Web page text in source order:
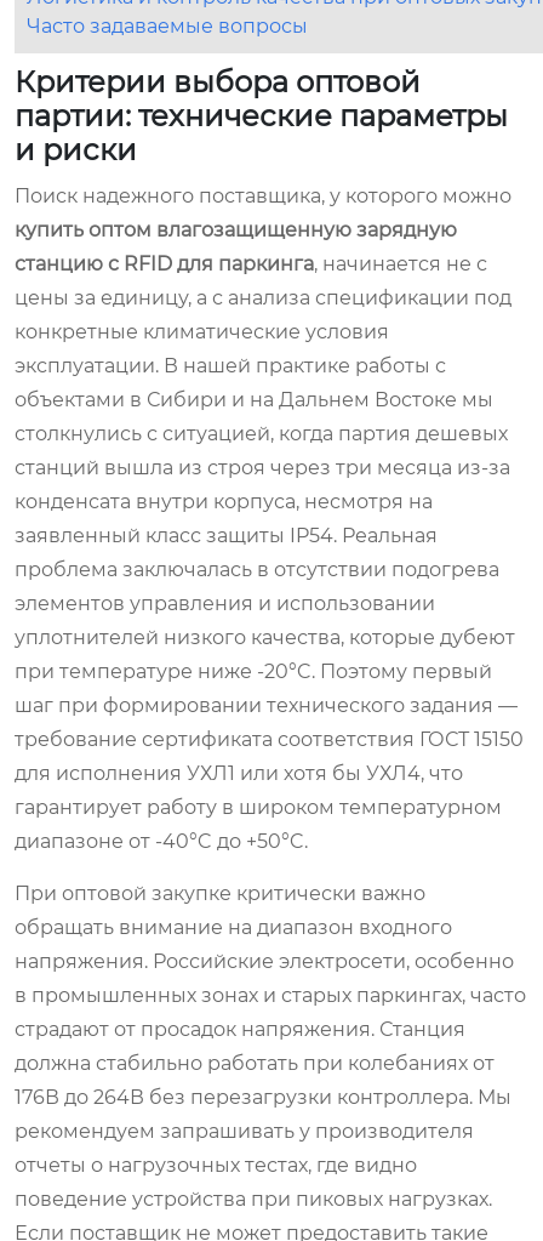
Часто задаваемые вопросы
Критерии выбора оптовой
партии: технические параметры
и риски
Поиск надежного поставщика, у которого можно
купить оптом влагозащищенную зарядную
станцию с RFID для паркинга, начинается не с
цены за единицу, а с анализа спецификации под
конкретные климатические условия
эксплуатации. В нашей практике работы с
объектами в Сибири и на Дальнем Востоке мы
столкнулись с ситуацией, когда партия дешевых
станций вышла из строя через три месяца из-за
конденсата внутри корпуса, несмотря на
заявленный класс защиты IP54. Реальная
проблема заключалась в отсутствии подогрева
элементов управления и использовании
уплотнителей низкого качества, которые дубеют
при температуре ниже -20°C. Поэтому первый
шаг при формировании технического задания —
требование сертификата соответствия ГОСТ 15150
для исполнения УХЛ1 или хотя бы УХЛ4, что
гарантирует работу в широком температурном
диапазоне от -40°C до +50°C.
При оптовой закупке критически важно
обращать внимание на диапазон входного
напряжения. Российские электросети, особенно
в промышленных зонах и старых паркингах, часто
страдают от просадок напряжения. Станция
должна стабильно работать при колебаниях от
176В до 264В без перезагрузки контроллера. Мы
рекомендуем запрашивать у производителя
отчеты о нагрузочных тестах, где видно
поведение устройства при пиковых нагрузках.
Если поставщик не может предоставить такие